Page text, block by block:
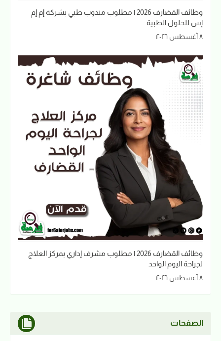
وظائف القضارف 2026 | مطلوب مندوب طبي بشركة إم إم
إس للحلول الطبية
٨ أغسطس ٢٠٢٦
وظائف القضارف 2026 | مطلوب مشرف إداري بمركز العلاج
لجراحة اليوم الواحد
٨ أغسطس ٢٠٢٦
الصفحات